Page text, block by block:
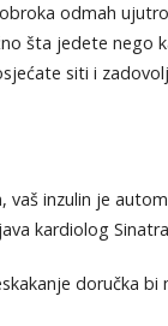
odmah
šta jedete nego
siti i
vaš inzulin je
kardiolog
doručka